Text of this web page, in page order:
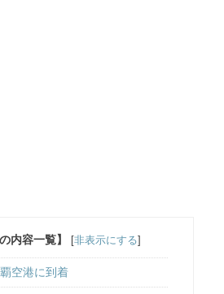
内容一覧】 非表示にする
空港に到着